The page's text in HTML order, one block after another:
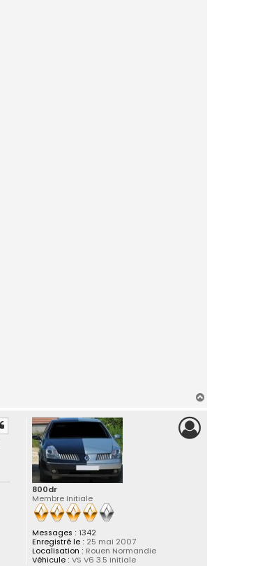
800dr
Membre Initiale
Messages : 1342
Enregistré le : 25 mai 2007
Localisation : Rouen Normandie
Véhicule : VS V6 3.5 Initiale